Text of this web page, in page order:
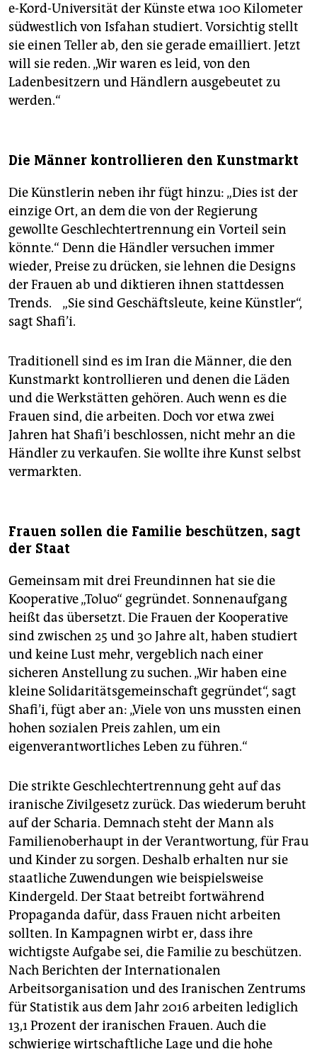
e-Kord-Universität der Künste etwa 100 Kilometer
südwestlich von Isfahan studiert. Vorsichtig stellt
sie einen Teller ab, den sie gerade emailliert. Jetzt
will sie reden. „Wir waren es leid, von den
Ladenbesitzern und Händlern ausgebeutet zu
werden.“
Die Männer kontrollieren den Kunstmarkt
Die Künstlerin neben ihr fügt hinzu: „Dies ist der
einzige Ort, an dem die von der Regierung
gewollte Geschlechtertrennung ein Vorteil sein
könnte.“ Denn die Händler versuchen immer
wieder, Preise zu drücken, sie lehnen die Designs
der Frauen ab und diktieren ­ihnen stattdessen
Trends. „Sie sind Geschäftsleute, keine Künstler“,
sagt Shafi’i.
Traditionell sind es im Iran die Männer, die den
Kunstmarkt kontrollieren und denen die Läden
und die Werkstätten gehören. Auch wenn es die
Frauen sind, die arbeiten. Doch vor etwa zwei
Jahren hat Shafi’i beschlossen, nicht mehr an die
Händler zu verkaufen. Sie wollte ihre Kunst selbst
vermarkten.
Frauen sollen die Familie beschützen, sagt
der Staat
Gemeinsam mit drei Freundinnen hat sie die
Kooperative „Toluo“ gegründet. Sonnenaufgang
heißt das übersetzt. Die Frauen der Kooperative
sind zwischen 25 und 30 Jahre alt, haben studiert
und keine Lust mehr, vergeblich nach einer
sicheren Anstellung zu suchen. „Wir haben eine
kleine Solidaritätsgemeinschaft gegründet“, sagt
Shafi’i, fügt aber an: „Viele von uns mussten einen
hohen sozialen Preis zahlen, um ein
eigenverantwortliches Leben zu führen.“
Die strikte Geschlechtertrennung geht auf das
iranische Zivilgesetz zurück. Das wiederum beruht
auf der Scharia. Demnach steht der Mann als
Familienoberhaupt in der Verantwortung, für Frau
und Kinder zu sorgen. Deshalb erhalten nur sie
staatliche Zuwendungen wie beispielsweise
Kindergeld. Der Staat betreibt fortwährend
Propaganda dafür, dass Frauen nicht arbeiten
sollten. In Kampagnen wirbt er, dass ihre
wichtigste Aufgabe sei, die Familie zu beschützen.
Nach Berichten der Internationalen
Arbeitsorganisation und des Iranischen Zentrums
für Statistik aus dem Jahr 2016 arbeiten lediglich
13,1 Prozent der iranischen Frauen. Auch die
schwierige wirtschaftliche Lage und die hohe